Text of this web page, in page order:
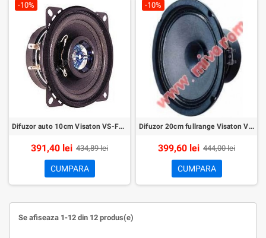
-10%
Difuzor auto 10cm Visaton VS-FX10/4
391,40 lei 434,89 lei
CUMPARA
-10%
Difuzor 20cm fullrange Visaton VS-BG20 8ohm
399,60 lei 444,00 lei
CUMPARA
Se afiseaza 1-12 din 12 produs(e)